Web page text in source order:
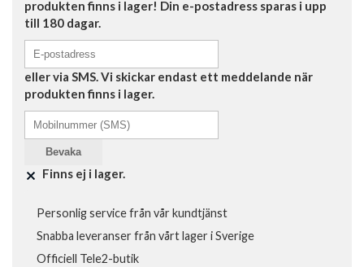
produkten finns i lager! Din e-postadress sparas i upp
till 180 dagar.
eller via SMS. Vi skickar endast ett meddelande när
produkten finns i lager.
Bevaka
Finns ej i lager.
Personlig service från vår kundtjänst
Snabba leveranser från vårt lager i Sverige
Officiell Tele2-butik